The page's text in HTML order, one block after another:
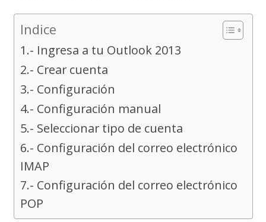
Indice
1.- Ingresa a tu Outlook 2013
2.- Crear cuenta
3.- Configuración
4.- Configuración manual
5.- Seleccionar tipo de cuenta
6.- Configuración del correo electrónico
IMAP
7.- Configuración del correo electrónico
POP